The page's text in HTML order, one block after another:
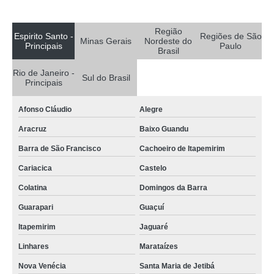
pasteurizador para sucos Vila Esperança
distribuidor de pasteurizador suco Pinhais
orçamento de pasteurizador suco Taboão da Serra
máquina de pasteurização de sucos orçamento Capelinha
mini pasteurizador de suco cotar Jardim Tereza
distribuidor de pasteurizador para sucos Jardim Grimaldi
orçamento de pasteurizador de suco usado Esperança
orçamento de pasteurizador para suco de laranja Natal
pasteurizador tubular para sucos Capão do Embira
distribuidor de pasteurizador suco Patos de Minas
Espirito Santo -
Principais
Minas Gerais
Região
Nordeste do
Brasil
Regiões de São
Paulo
Rio de Janeiro -
Principais
Sul do Brasil
Afonso Cláudio Alegre
Aracruz Baixo Guandu
Barra de São Francisco Cachoeiro de Itapemirim
Cariacica Castelo
Colatina Domingos da Barra
Guarapari Guaçuí
Itapemirim Jaguaré
Linhares Marataízes
Nova Venécia Santa Maria de Jetibá